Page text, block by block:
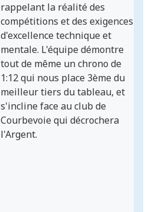
rappelant la réalité des
compétitions et des exigences
d'excellence technique et
mentale. L'équipe démontre
tout de même un chrono de
1:12 qui nous place 3ème du
meilleur tiers du tableau, et
s'incline face au club de
Courbevoie qui décrochera
l'Argent.